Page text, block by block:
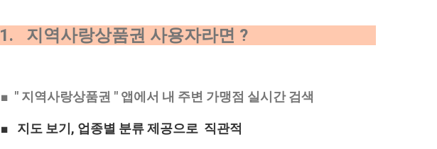
1. 지역사랑상품권 사용자라면 ?
■ " 지역사랑상품권 " 앱에서 내 주변 가맹점 실시간 검색
■ 지도 보기, 업종별 분류 제공으로 직관적